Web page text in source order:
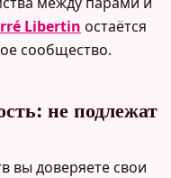
Libertin остаётся
сообщество.
не подлежат
вы доверяете свои